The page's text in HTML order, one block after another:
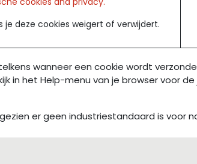
je deze cookies weigert of verwijdert.
wanneer een cookie wordt
in het Help-menu van je browser voor
er geen industriestandaard is voor